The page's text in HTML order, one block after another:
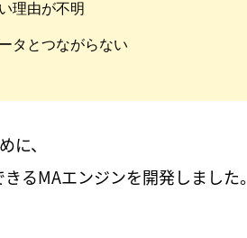
理由が不明
タとつながらない
、
るMAエンジンを開発しました。